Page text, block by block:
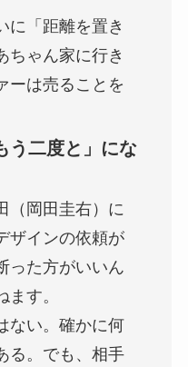
に「距離を置き
ちゃん家に行き
ーは売ることを
う二度と」にな
（岡田圭右）に
ザインの依頼が
った方がいいん
す。
ない。確かに何
る。でも、相手